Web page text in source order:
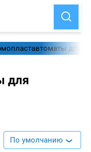
для
для
По умолчанию